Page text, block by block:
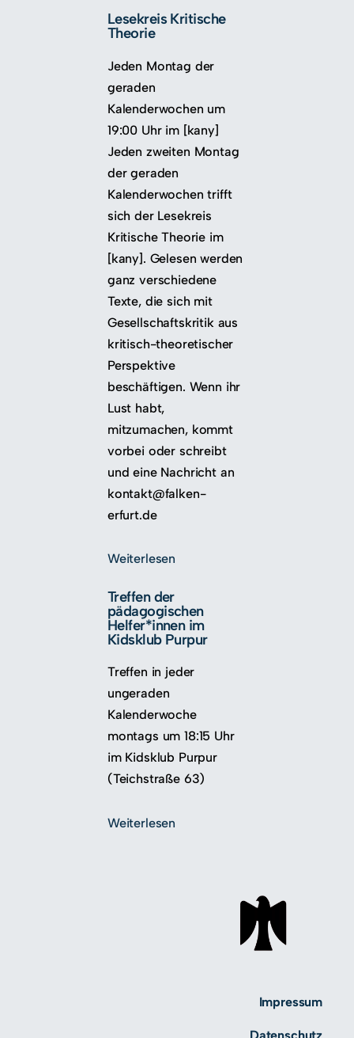
Lesekreis Kritische
Theorie
Jeden Montag der
geraden
Kalenderwochen um
19:00 Uhr im [kany]
Jeden zweiten Montag
der geraden
Kalenderwochen trifft
sich der Lesekreis
Kritische Theorie im
[kany]. Gelesen werden
ganz verschiedene
Texte, die sich mit
Gesellschaftskritik aus
kritisch-theoretischer
Perspektive
beschäftigen. Wenn ihr
Lust habt,
mitzumachen, kommt
vorbei oder schreibt
und eine Nachricht an
kontakt@falken-
erfurt.de
Weiterlesen
Treffen der
pädagogischen
Helfer*innen im
Kidsklub Purpur
Treffen in jeder
ungeraden
Kalenderwoche
montags um 18:15 Uhr
im Kidsklub Purpur
(Teichstraße 63)
Weiterlesen
Impressum